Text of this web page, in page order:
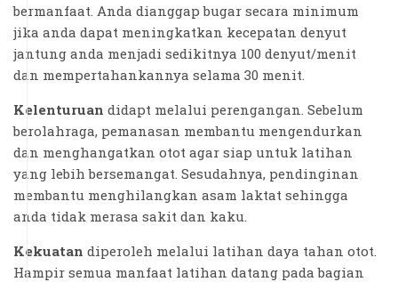
bermanfaat. Anda dianggap bugar secara minimum
jika anda dapat meningkatkan kecepatan denyut
jantung anda menjadi sedikitnya 100 denyut/menit
dan mempertahankannya selama 30 menit.
Kelenturuan didapt melalui perengangan. Sebelum
berolahraga, pemanasan membantu mengendurkan
dan menghangatkan otot agar siap untuk latihan
yang lebih bersemangat. Sesudahnya, pendinginan
membantu menghilangkan asam laktat sehingga
anda tidak merasa sakit dan kaku.
Kekuatan diperoleh melalui latihan daya tahan otot.
Hampir semua manfaat latihan datang pada bagian